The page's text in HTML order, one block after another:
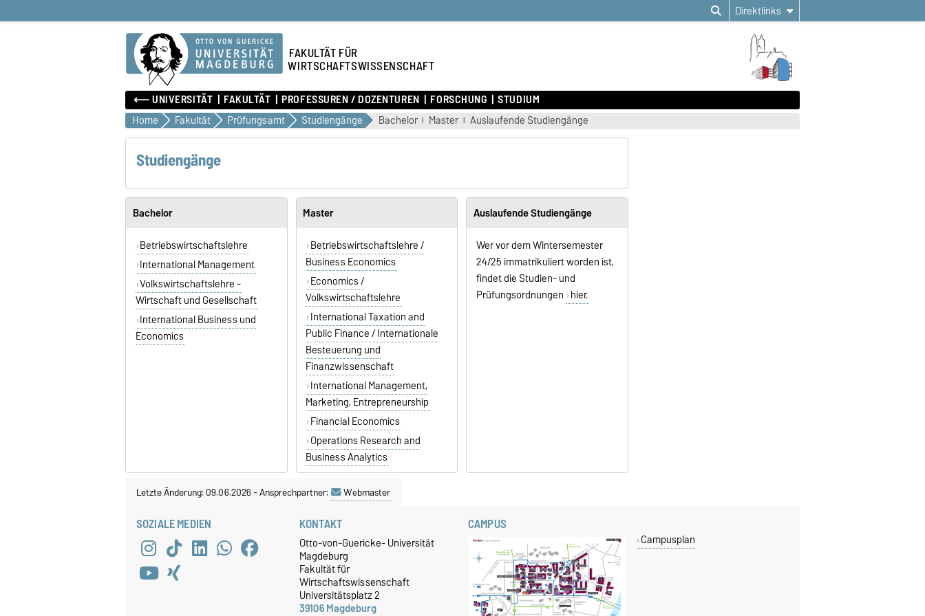
Direktlinks
FAKULTÄT FÜR
WIRTSCHAFTSWISSENSCHAFT
⟵ UNIVERSITÄT FAKULTÄT PROFESSUREN / DOZENTUREN FORSCHUNG STUDIUM
Home Fakultät Prüfungsamt Studiengänge Bachelor Master Auslaufende Studiengänge
Studiengänge
Bachelor
Betriebswirtschaftslehre
International Management
Volkswirtschaftslehre -
Wirtschaft und Gesellschaft
International Business und
Economics
Master
Betriebswirtschaftslehre /
Business Economics
Economics /
Volkswirtschaftslehre
International Taxation and
Public Finance / Internationale
Besteuerung und
Finanzwissenschaft
International Management,
Marketing, Entrepreneurship
Financial Economics
Operations Research and
Business Analytics
Auslaufende Studiengänge
Wer vor dem Wintersemester
24/25 immatrikuliert worden ist,
findet die Studien- und
Prüfungsordnungen hier.
Letzte Änderung: 09.06.2026-Ansprechpartner: Webmaster
SOZIALE MEDIEN KONTAKT
Otto-von-Guericke- Universität
Magdeburg
Fakultät für
Wirtschaftswissenschaft
Universitätsplatz 2
39106 Magdeburg
CAMPUS
Campusplan